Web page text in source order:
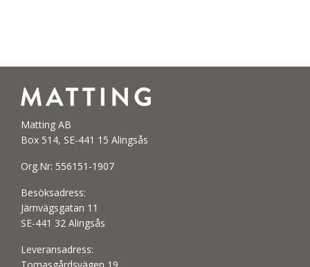
Matting AB
Box 514, SE-441 15 Alingsås
Org.Nr: 556151-1907
Besöksadress:
Järnvägsgatan 11
SE-441 32 Alingsås
Leveransadress: